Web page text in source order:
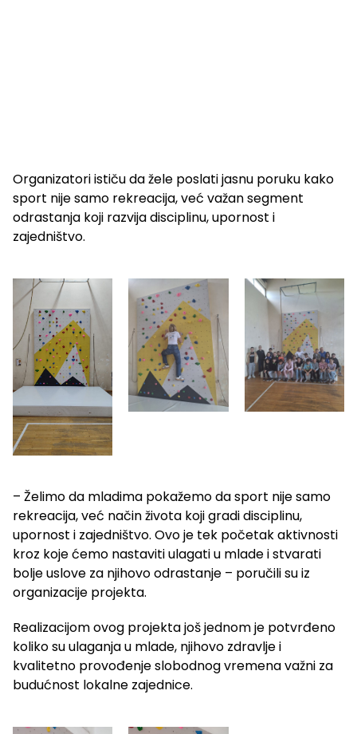
Organizatori ističu da žele poslati jasnu poruku kako
sport nije samo rekreacija, već važan segment
odrastanja koji razvija disciplinu, upornost i
zajedništvo.
– Želimo da mladima pokažemo da sport nije samo
rekreacija, već način života koji gradi disciplinu,
upornost i zajedništvo. Ovo je tek početak aktivnosti
kroz koje ćemo nastaviti ulagati u mlade i stvarati
bolje uslove za njihovo odrastanje – poručili su iz
organizacije projekta.
Realizacijom ovog projekta još jednom je potvrđeno
koliko su ulaganja u mlade, njihovo zdravlje i
kvalitetno provođenje slobodnog vremena važni za
budućnost lokalne zajednice.